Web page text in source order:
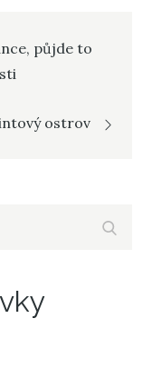
půjde to
ostrov